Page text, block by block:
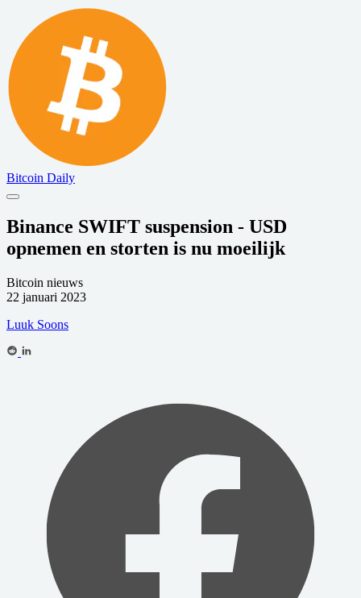
Bitcoin Daily
Binance SWIFT suspension - USD
opnemen en storten is nu moeilijk
Bitcoin nieuws
22 januari 2023
Luuk Soons